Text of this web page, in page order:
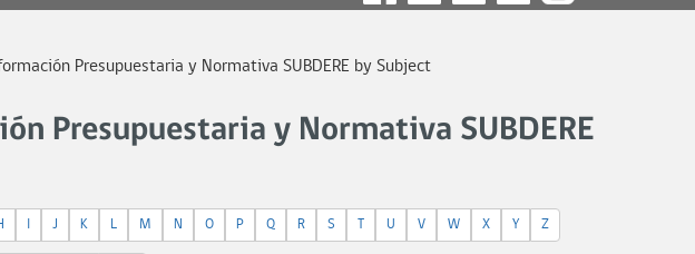
Presupuestaria y Normativa SUBDERE by Subject
Presupuestaria y Normativa SUBDERE
J K L M N O P Q R S T U V W X Y Z